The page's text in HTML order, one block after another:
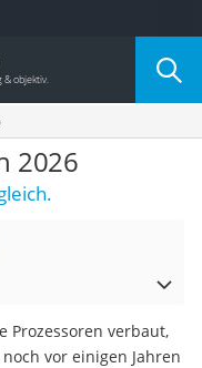
2026
Prozessoren verbaut,
vor einigen Jahren